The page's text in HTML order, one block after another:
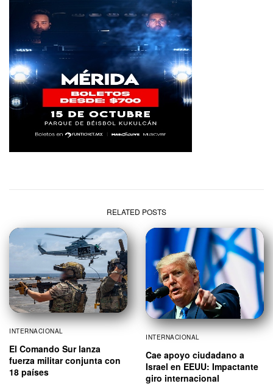
RELATED POSTS
INTERNACIONAL
El Comando Sur lanza
fuerza militar conjunta con
18 países
INTERNACIONAL
Cae apoyo ciudadano a
Israel en EEUU: Impactante
giro internacional